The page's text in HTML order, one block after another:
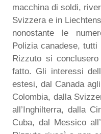
macchina di soldi,
Svizzera e in
nonostante le
Polizia canadese,
Rizzuto si
fatto. Gli interessi
estesi, dal Canada
Colombia, dalla
all’Inghilterra, dalla
Cuba, dal Messico